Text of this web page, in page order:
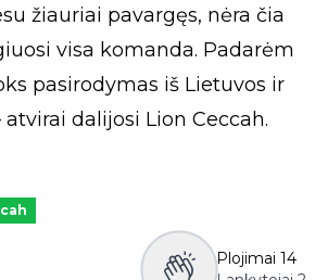
žiauriai pavargęs, nėra čia
visa komanda. Padarėm
pasirodymas iš Lietuvos ir
atvirai dalijosi Lion Ceccah.
Plojimai 14